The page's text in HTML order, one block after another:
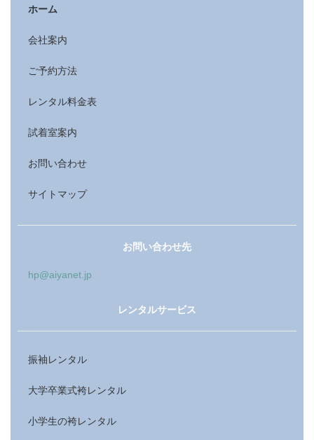
ホーム
会社案内
ご予約方法
レンタル料金表
試着室案内
お問い合わせ
サイトマップ
お問い合わせ先
hp@aiyanet.jp
レンタルサービス
振袖レンタル
大学卒業式袴レンタル
小学生の袴レンタル